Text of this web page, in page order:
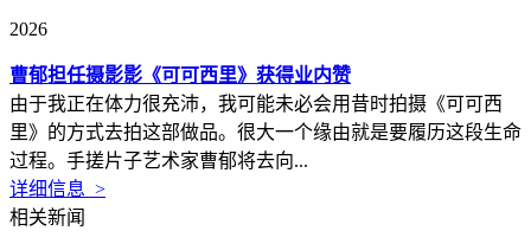
2026
曹郁担任摄影影《可可西里》获得业内赞
由于我正在体力很充沛，我可能未必会用昔时拍摄《可可西
里》的方式去拍这部做品。很大一个缘由就是要履历这段生命
过程。手搓片子艺术家曹郁将去向...
详细信息 >
相关新闻